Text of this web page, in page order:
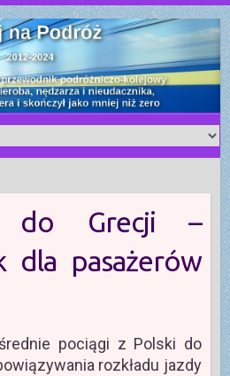
do Grecji –
dla pasażerów
pociągi z Polski do
rozkładu jazdy